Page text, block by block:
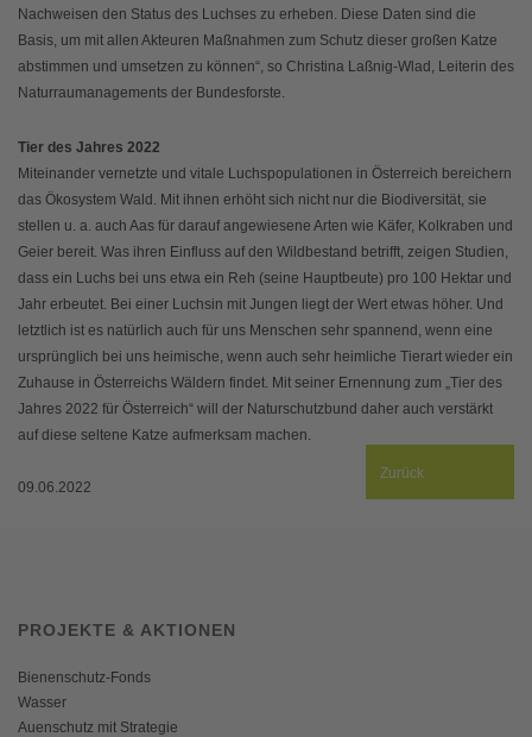
Nachweisen den Status des Luchses zu erheben. Diese Daten sind die
Basis, um mit allen Akteuren Maßnahmen zum Schutz dieser großen Katze
abstimmen und umsetzen zu können“, so Christina Laßnig-Wlad, Leiterin des
Naturraumanagements der Bundesforste.
Tier des Jahres 2022
Miteinander vernetzte und vitale Luchspopulationen in Österreich bereichern
das Ökosystem Wald. Mit ihnen erhöht sich nicht nur die Biodiversität, sie
stellen u. a. auch Aas für darauf angewiesene Arten wie Käfer, Kolkraben und
Geier bereit. Was ihren Einfluss auf den Wildbestand betrifft, zeigen Studien,
dass ein Luchs bei uns etwa ein Reh (seine Hauptbeute) pro 100 Hektar und
Jahr erbeutet. Bei einer Luchsin mit Jungen liegt der Wert etwas höher. Und
letztlich ist es natürlich auch für uns Menschen sehr spannend, wenn eine
ursprünglich bei uns heimische, wenn auch sehr heimliche Tierart wieder ein
Zuhause in Österreichs Wäldern findet. Mit seiner Ernennung zum „Tier des
Jahres 2022 für Österreich“ will der Naturschutzbund daher auch verstärkt
auf diese seltene Katze aufmerksam machen.
09.06.2022
Zurück
PROJEKTE & AKTIONEN
Bienenschutz-Fonds
Wasser
Auenschutz mit Strategie